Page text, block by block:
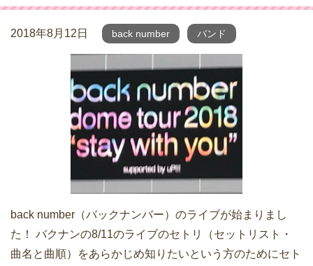
2018年8月12日 back number バンド
back number（バックナンバー）のライブが始まりまし
た！ バクナンの8/11のライブのセトリ（セットリスト・
曲名と曲順）をあらかじめ知りたいという方のためにセト